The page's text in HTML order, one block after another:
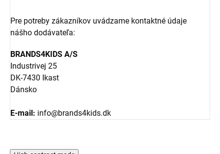
Pre potreby zákazníkov uvádzame kontaktné údaje
nášho dodávateľa:
BRANDS4KIDS A/S
Industrivej 25
DK-7430 Ikast
Dánsko
E-mail: info@brands4kids.dk